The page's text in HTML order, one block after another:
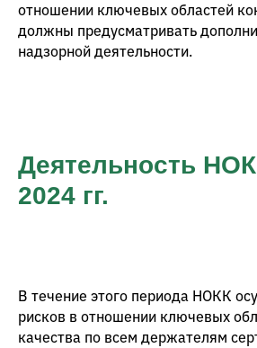
отношении ключевых областей
должны предусматривать
надзорной деятельности.
Деятельность
2024 гг.
В течение этого периода НОКК
рисков в отношении ключевых
качества по всем держателям